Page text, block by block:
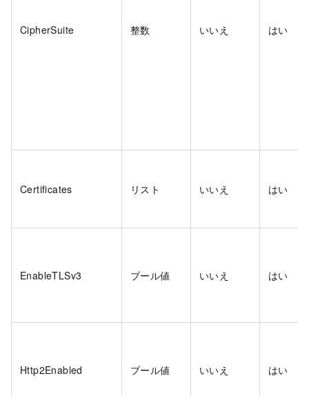
CipherSuite 整数 いいえ はい
Certificates リスト いいえ はい
EnableTLSv3 ブール値 いいえ はい
Http2Enabled ブール値 いいえ はい